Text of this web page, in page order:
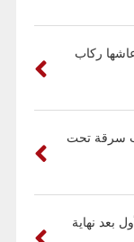
ركاب
سرقة تحت
بعد نهاية